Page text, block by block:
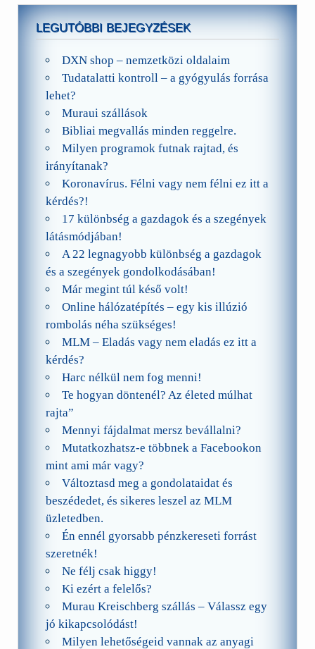
LEGUTÓBBI BEJEGYZÉSEK
DXN shop – nemzetközi oldalaim
Tudatalatti kontroll – a gyógyulás forrása
lehet?
Muraui szállások
Bibliai megvallás minden reggelre.
Milyen programok futnak rajtad, és
irányítanak?
Koronavírus. Félni vagy nem félni ez itt a
kérdés?!
17 különbség a gazdagok és a szegények
látásmódjában!
A 22 legnagyobb különbség a gazdagok
és a szegények gondolkodásában!
Már megint túl késő volt!
Online hálózatépítés – egy kis illúzió
rombolás néha szükséges!
MLM – Eladás vagy nem eladás ez itt a
kérdés?
Harc nélkül nem fog menni!
Te hogyan döntenél? Az életed múlhat
rajta”
Mennyi fájdalmat mersz bevállalni?
Mutatkozhatsz-e többnek a Facebookon
mint ami már vagy?
Változtasd meg a gondolataidat és
beszédedet, és sikeres leszel az MLM
üzletedben.
Én ennél gyorsabb pénzkereseti forrást
szeretnék!
Ne félj csak higgy!
Ki ezért a felelős?
Murau Kreischberg szállás – Válassz egy
jó kikapcsolódást!
Milyen lehetőségeid vannak az anyagi